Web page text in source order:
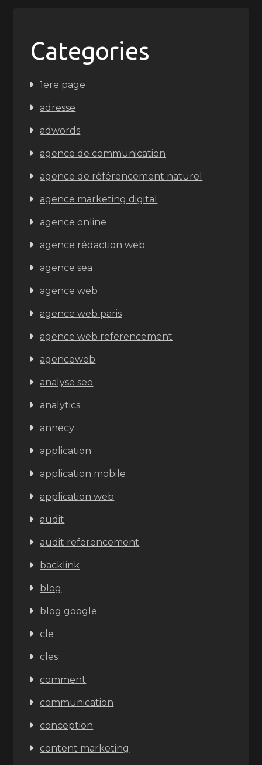
Categories
1ere page
adresse
adwords
agence de communication
agence de référencement naturel
agence marketing digital
agence online
agence rédaction web
agence sea
agence web
agence web paris
agence web referencement
agenceweb
analyse seo
analytics
annecy
application
application mobile
application web
audit
audit referencement
backlink
blog
blog google
cle
cles
comment
communication
conception
content marketing